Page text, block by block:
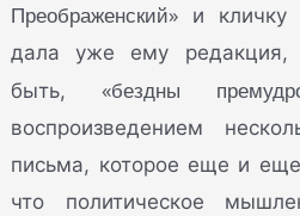
Преображенский» и кличку
дала уже ему редакция,
быть,«бездны
воспроизведением
письма, которое еще и
что политическое